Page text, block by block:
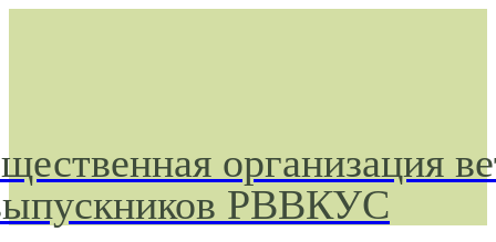
организация
РВВКУС